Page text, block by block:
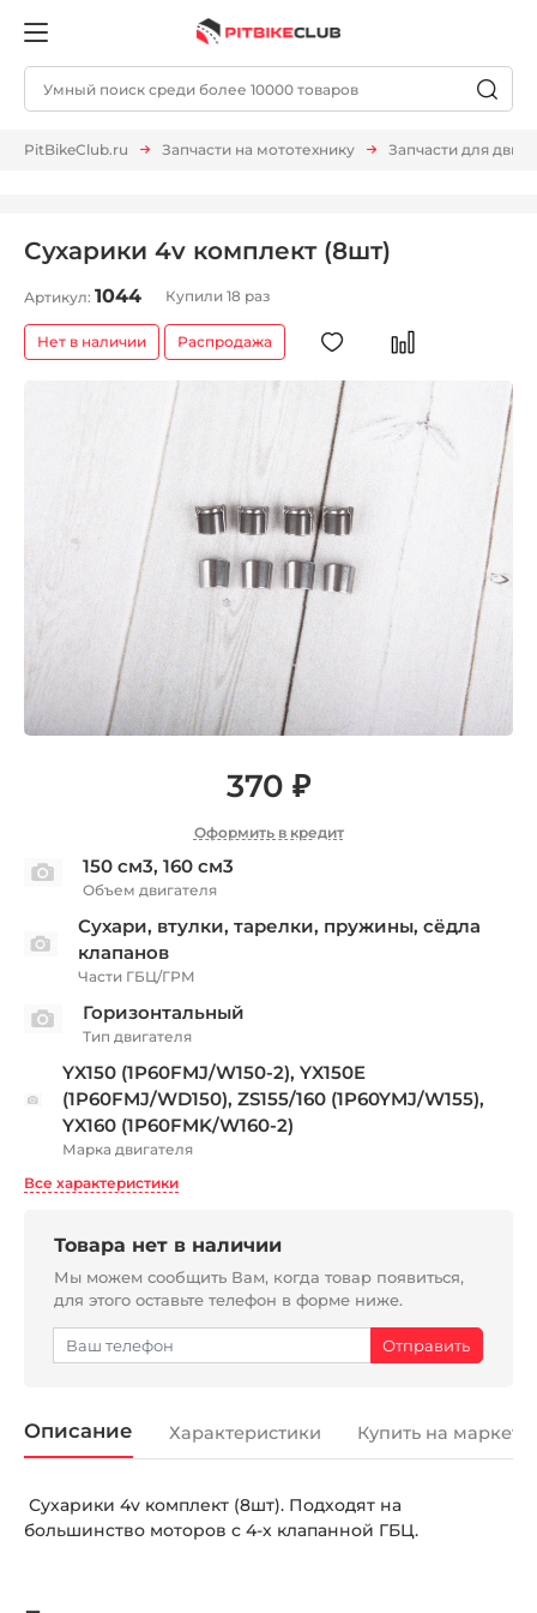
PitBikeClub.ru Запчасти на мототехнику Запчасти для
Сухарики 4v комплект (8шт)
Артикул: 1044 Купили 18 раз
Нет в наличии Распродажа
370 ₽
Оформить в кредит
150 см3, 160 см3
Объем двигателя
Сухари, втулки, тарелки, пружины, сёдла
клапанов
Части ГБЦ/ГРМ
Горизонтальный
Тип двигателя
YX150 (1P60FMJ/W150-2), YX150E
(1P60FMJ/WD150), ZS155/160 (1P60YMJ/W155),
YX160 (1P60FMK/W160-2)
Марка двигателя
Все характеристики
Товара нет в наличии
Мы можем сообщить Вам, когда товар появиться,
для этого оставьте телефон в форме ниже.
Описание Характеристики Купить на
Сухарики 4v комплект (8шт). Подходят на
большинство моторов с 4-х клапанной ГБЦ.